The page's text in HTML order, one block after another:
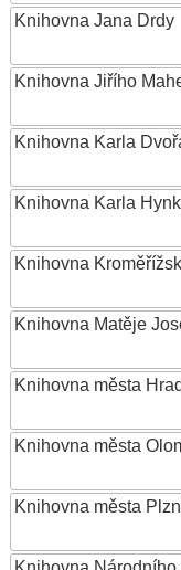
Knihovna Jana Drdy
Knihovna Jiřího
Knihovna Karla
Knihovna Karla
Knihovna
Knihovna Matěje
Knihovna města
Knihovna města
Knihovna města